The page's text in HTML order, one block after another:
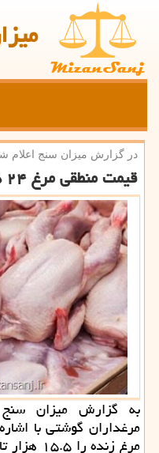
در گزارش میزان سنج اعلام
قیمت منطقی مرغ ۲۴ هزار تومان است
به گزارش میزان
مرغداران گوشتی با